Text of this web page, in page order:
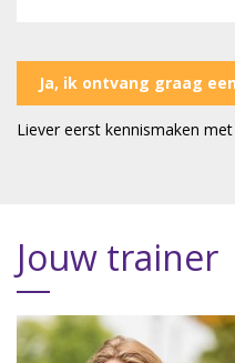
Ja, ik ontvang graag
Liever eerst kennismaken
Jouw trainer